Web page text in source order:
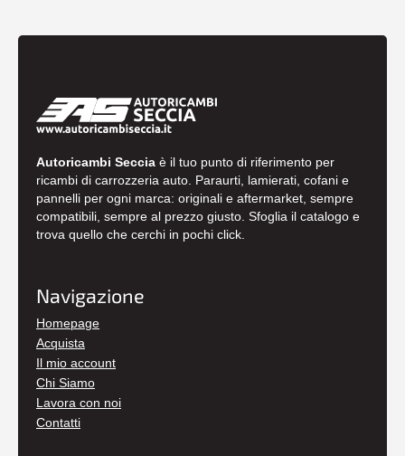
Autoricambi Seccia è il tuo punto di riferimento per
ricambi di carrozzeria auto. Paraurti, lamierati, cofani e
pannelli per ogni marca: originali e aftermarket, sempre
compatibili, sempre al prezzo giusto. Sfoglia il catalogo e
trova quello che cerchi in pochi click.
Navigazione
Homepage
Acquista
Il mio account
Chi Siamo
Lavora con noi
Contatti